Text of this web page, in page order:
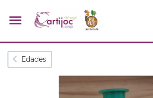
Búsquedas populares
Parchís Moulin
kit kidynight Puzzle
Edades